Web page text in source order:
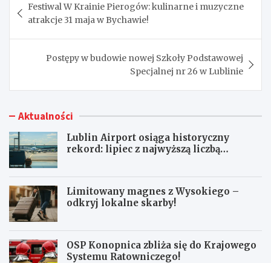
wpisu
Festiwal W Krainie Pierogów: kulinarne i muzyczne
atrakcje 31 maja w Bychawie!
Postępy w budowie nowej Szkoły Podstawowej
Specjalnej nr 26 w Lublinie
Aktualności
Lublin Airport osiąga historyczny
rekord: lipiec z najwyższą liczbą
Limitowany magnes z Wysokiego –
odkryj lokalne skarby!
OSP Konopnica zbliża się do Krajowego
Systemu Ratowniczego!